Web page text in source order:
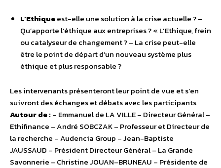
L’Ethiqueest-elle une solution à la crise actuelle ? –
Qu’apporte l’éthique aux entreprises ? « L’Ethique, frein
ou catalyseur de changement ? – La crise peut-elle
être le point de départ d’un nouveau système plus
éthique et plus responsable ?
Les intervenants présenteront leur point de vue et s’en
suivront des échanges et débats avec les participants
Autour de :– Emmanuel de LA VILLE – Directeur Général –
Ethifinance – André SOBCZAK – Professeur et Directeur de
la recherche – Audencia Group – Jean-Baptiste
JAUSSAUD – Président Directeur Général – La Grande
Savonnerie – Christine JOUAN–BRUNEAU – Présidente de